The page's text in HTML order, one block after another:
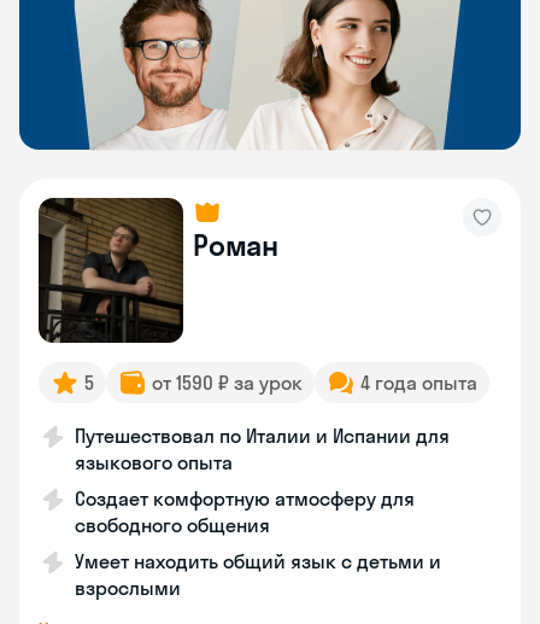
Роман
5 от 1590 ₽ за урок 4 года опыта
Путешествовал по Италии и Испании для
языкового опыта
Создает комфортную атмосферу для
свободного общения
Умеет находить общий язык с детьми и
взрослыми